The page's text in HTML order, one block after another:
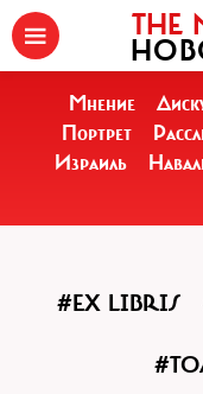
THE
Мнение
Портрет
Израиль
#EX LIBRIS